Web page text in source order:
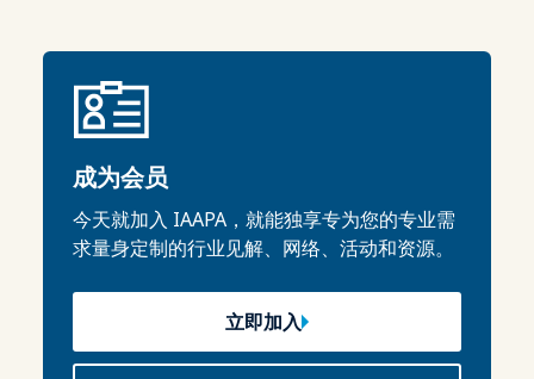
成为会员
今天就加入 IAAPA，就能独享专为您的专业需
求量身定制的行业见解、网络、活动和资源。
立即加入